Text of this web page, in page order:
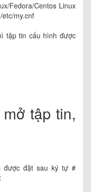
Fedora/Centos Linux
my.cnf
tập tin cấu hình được
tập tin,
được đặt sau ký tự #